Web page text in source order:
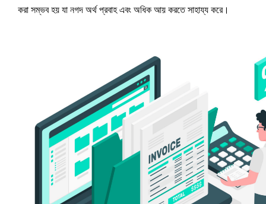
করা সম্ভব হয় যা নগদ অর্থ প্রবাহ এবং অধিক আয় করতে সাহায্য করে।